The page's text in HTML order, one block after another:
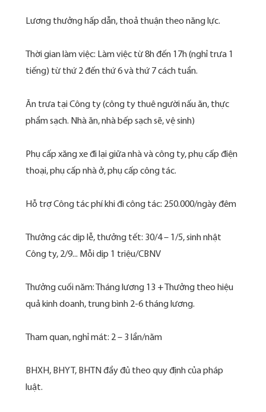
Lương thưởng hấp dẫn, thoả thuận theo năng lực.
Thời gian làm việc: Làm việc từ 8h đến 17h (nghỉ trưa 1
tiếng) từ thứ 2 đến thứ 6 và thứ 7 cách tuần.
Ăn trưa tại Công ty (công ty thuê người nấu ăn, thực
phẩm sạch. Nhà ăn, nhà bếp sạch sẽ, vệ sinh)
Phụ cấp xăng xe đi lại giữa nhà và công ty, phụ cấp điện
thoại, phụ cấp nhà ở, phụ cấp công tác.
Hỗ trợ Công tác phí khi đi công tác: 250.000/ngày đêm
Thưởng các dịp lễ, thưởng tết: 30/4 – 1/5, sinh nhật
Công ty, 2/9... Mỗi dịp 1 triệu/CBNV
Thưởng cuối năm: Tháng lương 13 + Thưởng theo hiệu
quả kinh doanh, trung bình 2-6 tháng lương.
Tham quan, nghỉ mát: 2 – 3 lần/năm
BHXH, BHYT, BHTN đầy đủ theo quy định của pháp
luật.